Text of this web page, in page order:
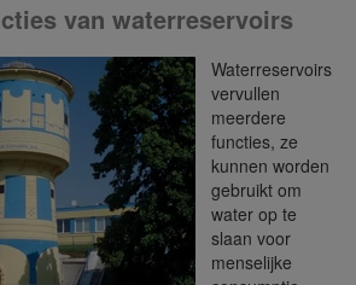
van waterreservoirs
Waterreservoirs
vervullen
meerdere
functies, ze
kunnen worden
gebruikt om
water op te
slaan voor
menselijke